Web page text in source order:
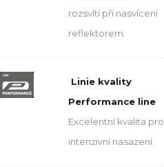
rozsvítí při nasvícení
reflektorem.
Linie kvality
Performance line
Excelentní kvalita pro
intenzivní nasazení.